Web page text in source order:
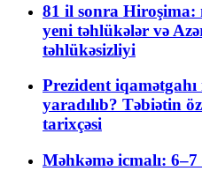
81 il sonra Hiroşima:
yeni təhlükələr və
təhlükəsizliyi
Prezident
yaradılıb? Təbiətin
tarixçəsi
Məhkəmə icmalı: